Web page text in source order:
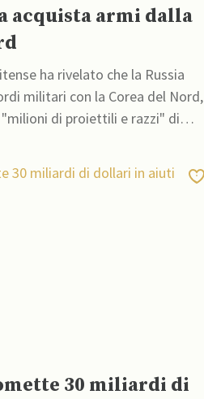
acquista armi dalla
ha rivelato che la Russia
militari con la Corea del Nord,
di proiettili e razzi" di
30 miliardi di